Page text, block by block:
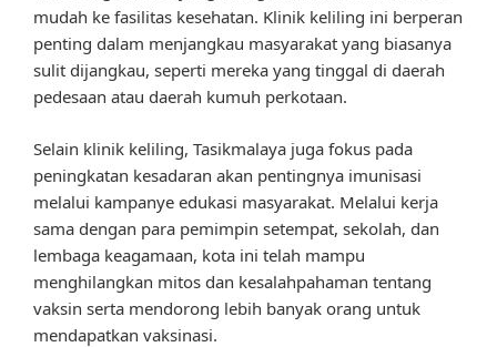
mudah ke fasilitas kesehatan. Klinik keliling ini berperan
penting dalam menjangkau masyarakat yang biasanya
sulit dijangkau, seperti mereka yang tinggal di daerah
pedesaan atau daerah kumuh perkotaan.
Selain klinik keliling, Tasikmalaya juga fokus pada
peningkatan kesadaran akan pentingnya imunisasi
melalui kampanye edukasi masyarakat. Melalui kerja
sama dengan para pemimpin setempat, sekolah, dan
lembaga keagamaan, kota ini telah mampu
menghilangkan mitos dan kesalahpahaman tentang
vaksin serta mendorong lebih banyak orang untuk
mendapatkan vaksinasi.